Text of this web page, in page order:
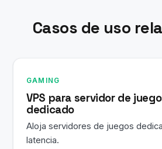
Casos de uso
GAMING
VPS para servidor de
dedicado
Aloja servidores de juegos
latencia.